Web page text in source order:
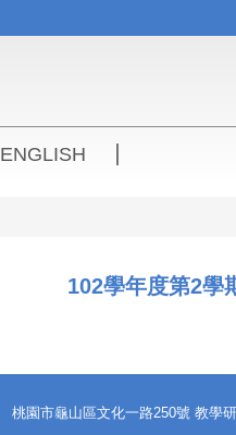
ENGLISH
102學年度第2學
桃園市龜山區文化一路250號 教學